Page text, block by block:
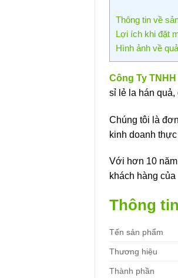
Thông tin về
Lợi ích khi đặt
Hình ảnh về
Công Ty
sỉ lẻ la hán
Chúng tôi là
kinh doanh
Với hơn 10
khách hàng
Thông
Tến sản phẩm
Thương hiệu
Thành phần